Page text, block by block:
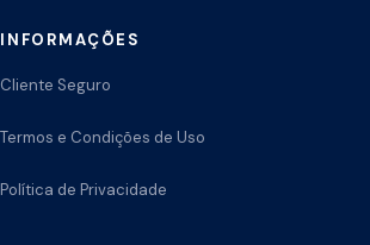
INFORMAÇÕES
Cliente Seguro
Termos e Condições de Uso
Política de Privacidade